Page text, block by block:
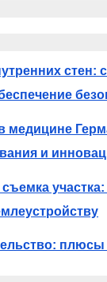
стен:
медицине
и